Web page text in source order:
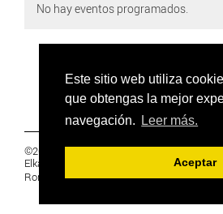
Este sitio web utiliza
que obtengas la mejor
navegación.
Leer más.
Aceptar
No hay eventos programados.
©2019 Euskal Herriko Ikasleen Gurasoen
Elkartea -
Ronda 27, 1 Ezk, 48005 Bilbao, Bizkaia